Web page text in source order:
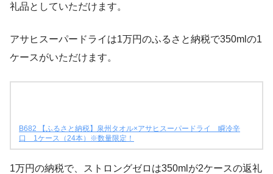
礼品としていただけます。
アサヒスーパードライは1万円のふるさと納税で350mlの1
ケースがいただけます。
B682 【ふるさと納税】泉州タオル×アサヒスーパードライ 瞬冷辛
口 1ケース（24本）※数量限定！
1万円の納税で、ストロングゼロは350mlが2ケースの返礼